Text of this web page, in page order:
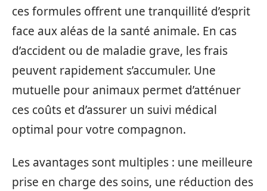
ces formules offrent une tranquillité d’esprit
face aux aléas de la santé animale. En cas
d’accident ou de maladie grave, les frais
peuvent rapidement s’accumuler. Une
mutuelle pour animaux permet d’atténuer
ces coûts et d’assurer un suivi médical
optimal pour votre compagnon.
Les avantages sont multiples : une meilleure
prise en charge des soins, une réduction des